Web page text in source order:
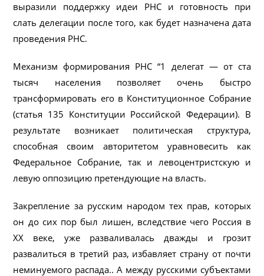
выразили поддержку идеи РНС и готовность при​
слать делегации после того, как будет назначена дата
проведения РНС.
Механизм формирования РНС “1 делегат — от ста
тысяч населения позволяет очень быстро
трансформиро​вать его в Конституционное Собрание
(статья 135 Конституции Российской Федерации). В
результате возникает политическая структура,
способная своим авторитетом уравновесить как
Федеральное Собрание, так и левоцентристскую и
левую оппозицию претендующие на власть.
Закрепление за русским народом тех прав, которых
он до сих пор был лишен, вследствие чего Россия в
XX веке, уже разваливалась дважды и грозит
развалиться в третий раз, избавляет страну от почти
неминуемого распада.. А между русскими субъектами